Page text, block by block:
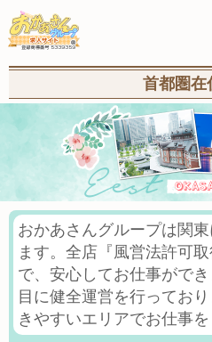
首都圏在
おかあさんグループは関
ます。全店『風営法許可
で、安心してお仕事がで
目に健全運営を行ってお
きやすいエリアでお仕事を